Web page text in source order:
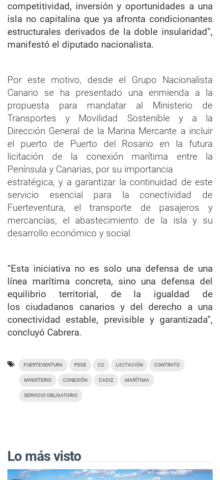
competitividad, inversión y oportunidades a una
isla no capitalina que ya afronta condicionantes
estructurales derivados de la doble insularidad”,
manifestó el diputado nacionalista.
Por este motivo, desde el Grupo Nacionalista
Canario se ha presentado una enmienda a la
propuesta para mandatar al Ministerio de
Transportes y Movilidad Sostenible y a la
Dirección General de la Marina Mercante a incluir
el puerto de Puerto del Rosario en la futura
licitación de la conexión marítima entre la
Península y Canarias, por su importancia
estratégica, y a garantizar la continuidad de este
servicio esencial para la conectividad de
Fuerteventura, el transporte de pasajeros y
mercancías, el abastecimiento de la isla y su
desarrollo económico y social.
“Esta iniciativa no es solo una defensa de una
línea marítima concreta, sino una defensa del
equilibrio territorial, de la igualdad de
los ciudadanos canarios y del derecho a una
conectividad estable, previsible y garantizada”,
concluyó Cabrera.
FUERTEVENTURA PSOE CC LICITACIÓN CONTRATO
MINISTERIO CONEXIÓN CADIZ MARÍTIMA
SERVICIO OBLIGATORIO
Lo más visto